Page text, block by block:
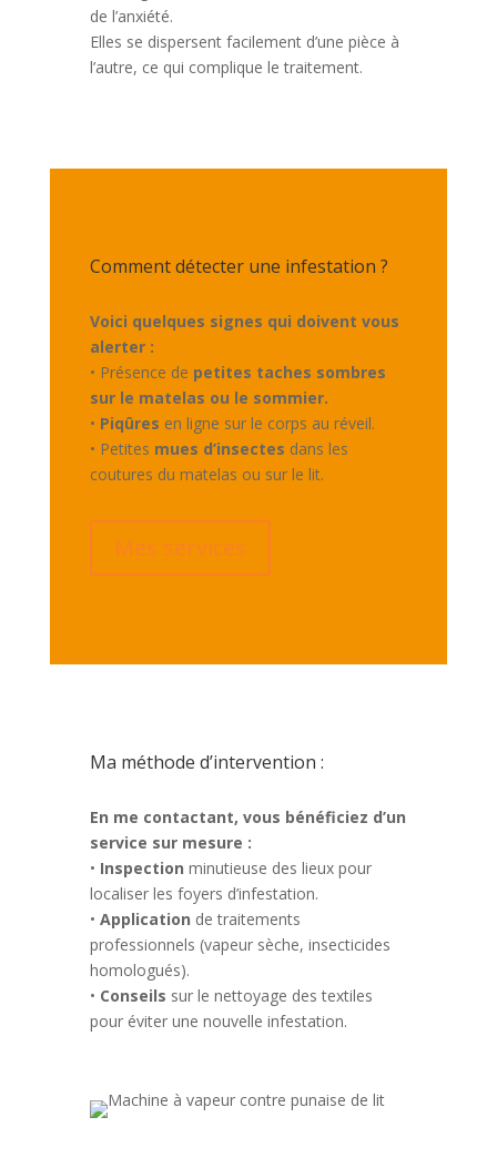
de l’anxiété.
Elles se dispersent facilement d’une pièce à
l’autre, ce qui complique le traitement.
Comment détecter une infestation ?
Voici quelques signes qui doivent vous
alerter :
• Présence de petites taches sombres
sur le matelas ou le sommier.
• Piqûres en ligne sur le corps au réveil.
• Petites mues d’insectes dans les
coutures du matelas ou sur le lit.
Mes services
Ma méthode d’intervention :
En me contactant, vous bénéficiez d’un
service sur mesure :
• Inspection minutieuse des lieux pour
localiser les foyers d’infestation.
• Application de traitements
professionnels (vapeur sèche, insecticides
homologués).
• Conseils sur le nettoyage des textiles
pour éviter une nouvelle infestation.